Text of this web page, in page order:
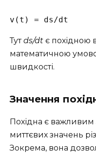
v(t) = ds/dt
Тутds/dt є похідною
математичною
швидкості.
Значення
Похідна є важливим
миттєвих значень
Зокрема, вона